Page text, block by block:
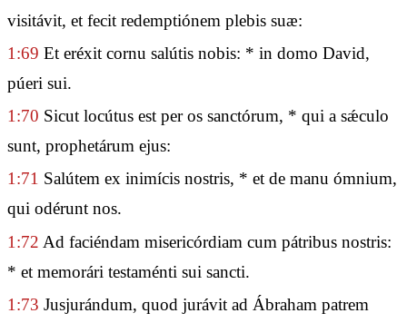
visitávit, et fecit redemptiónem plebis suæ:
1:69 Et eréxit cornu salútis nobis: * in domo David,
púeri sui.
1:70 Sicut locútus est per os sanctórum, * qui a sǽculo
sunt, prophetárum ejus:
1:71 Salútem ex inimícis nostris, * et de manu ómnium,
qui odérunt nos.
1:72 Ad faciéndam misericórdiam cum pátribus nostris:
* et memorári testaménti sui sancti.
1:73 Jusjurándum, quod jurávit ad Ábraham patrem